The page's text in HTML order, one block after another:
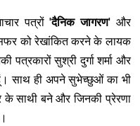
पत्रों 'दैनिक जागरण' और
को रेखांकित करने के लायक
पत्रकारों सुश्री दुर्गा शर्मा और
साथ ही अपने सुभेच्छुओं का भी
साथी बने और जिनकी प्रेरणा